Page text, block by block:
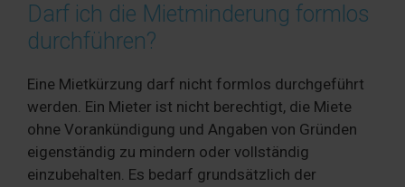
Darf ich die Mietminderung formlos
durchführen?
Eine Mietkürzung darf nicht formlos durchgeführt
werden. Ein Mieter ist nicht berechtigt, die Miete
ohne Vorankündigung und Angaben von Gründen
eigenständig zu mindern oder vollständig
einzubehalten. Es bedarf grundsätzlich der